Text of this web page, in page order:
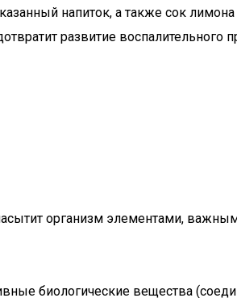
напиток, а также сок
развитие воспалительного
организм элементами,
биологические вещества